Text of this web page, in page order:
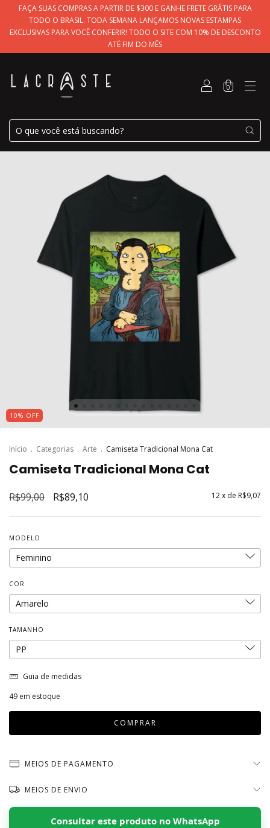
FAÇA SUAS COMPRAS A PARTIR DE $300 E GANHE FRETE GRÁTIS PARA
TODO O BRASIL. TODA SEMANA LANÇAMOS NOVAS ESTAMPAS
EXCLUSIVAS PARA VOCÊ CONFERIR! TODO O SITE COM 10% DE DESCONTO
ATÉ FIM DO MÊS
0
10% OFF
Início . Categorias . Arte . Camiseta Tradicional Mona Cat
Camiseta Tradicional Mona Cat
R$99,00 R$89,10 12x de R$9,07
MODELO
COR
TAMANHO
Guia de medidas
49 em estoque
MEIOS DE PAGAMENTO
MEIOS DE ENVIO
Consultar este produto no WhatsApp